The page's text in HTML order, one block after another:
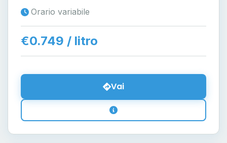
Orario variabile
€0.749 / litro
Vai